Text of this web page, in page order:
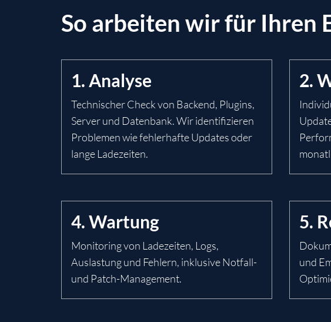
So arbeiten wir für Ihren
1. Analyse
Technischer Check von Backend, Plugins,
Server und Datenbank. Wir identifizieren
Problemen wie fehlerhafte Updates oder
lange Ladezeiten.
2.
4. Wartung
Monitoring von Ladezeiten, Logs,
Auslastung und Fehlern, inklusive Notfall-
und Patch-Management.
5.
und